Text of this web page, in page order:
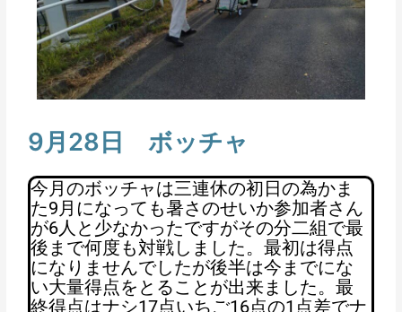
9月28日 ボッチャ
今月のボッチャは三連休の初日の為かま
た9月になっても暑さのせいか参加者さん
が6人と少なかったですがその分二組で最
後まで何度も対戦しました。最初は得点
になりませんでしたが後半は今までにな
い大量得点をとることが出来ました。最
終得点はナシ17点いちご16点の1点差でナ